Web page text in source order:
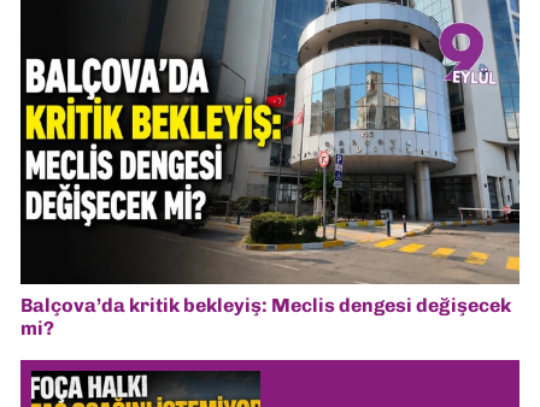
Balçova’da kritik bekleyiş: Meclis dengesi değişecek
mi?